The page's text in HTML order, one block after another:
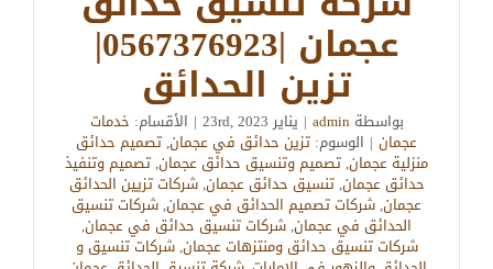
عجمان |0567376923|
تزين الحدائق
بواسطةadmin
| يناير 23rd, 2023 | الأقسام: خدمات
عجمان | الوسوم: تزين حدائق في عجمان,تصميم حدائق
منزلية عجمان,تصميم وتنسيق حدائق عجمان,تصميم وتنفيذ
حدائق عجمان,تنسيق حدائق عجمان,شركات تزيين الحدائق
عجمان,شركات تصميم الحدائق في عجمان,شركات تنسيق
الحدائق في عجمان,شركات تنسيق حدائق في عجمان,
شركات تنسيق حدائق ومنتزهات عجمان,شركات تنسيق و